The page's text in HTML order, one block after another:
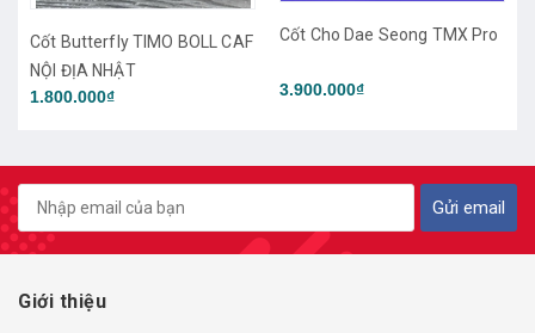
Cốt Butterfly TIMO BOLL CAF
NỘI ĐỊA NHẬT
1.800.000₫
Cốt Cho Dae Seong TMX Pro
3.900.000₫
Gửi email
Giới thiệu